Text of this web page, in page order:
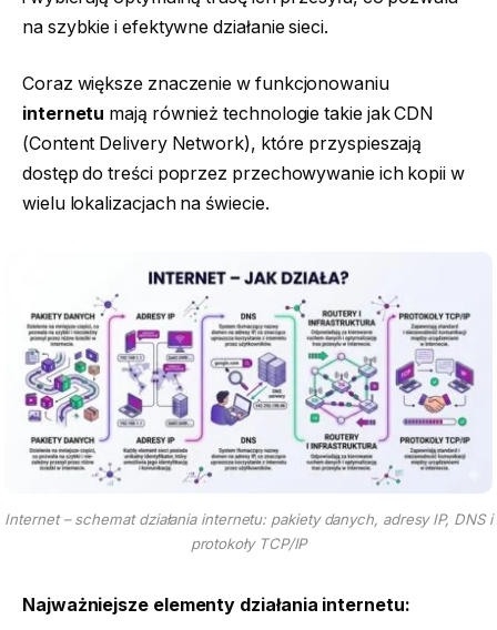
na szybkie i efektywne działanie sieci.
Coraz większe znaczenie w funkcjonowaniu
internetu mają również technologie takie jak CDN
(Content Delivery Network), które przyspieszają
dostęp do treści poprzez przechowywanie ich kopii w
wielu lokalizacjach na świecie.
Internet – schemat działania internetu: pakiety danych, adresy IP, DNS i
protokoły TCP/IP
Najważniejsze elementy działania internetu: